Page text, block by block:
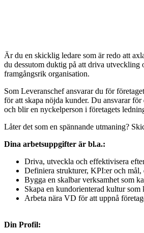
Är du en skicklig ledare som är redo att
du dessutom duktig på att driva
framgångsrik organisation.
Som Leveranschef ansvarar du för
för att skapa nöjda kunder. Du ansvarar
och blir en nyckelperson i företagets
Låter det som en spännande utmaning?
Dina arbetsuppgifter är bl.a.:
Driva, utveckla och effektivisera
Definiera strukturer, KPI:er och
Bygga en skalbar verksamhet som
Skapa en kundorienterad kultur som
Arbeta nära VD för att uppnå
Din Profil: